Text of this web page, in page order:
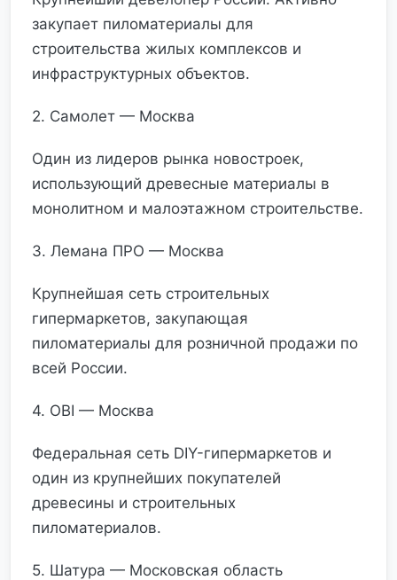
закупает пиломатериалы для
строительства жилых комплексов и
инфраструктурных объектов.
2. Самолет — Москва
Один из лидеров рынка новостроек,
использующий древесные материалы в
монолитном и малоэтажном строительстве.
3. Лемана ПРО — Москва
Крупнейшая сеть строительных
гипермаркетов, закупающая
пиломатериалы для розничной продажи по
всей России.
4. OBI — Москва
Федеральная сеть DIY-гипермаркетов и
один из крупнейших покупателей
древесины и строительных
пиломатериалов.
5. Шатура — Московская область